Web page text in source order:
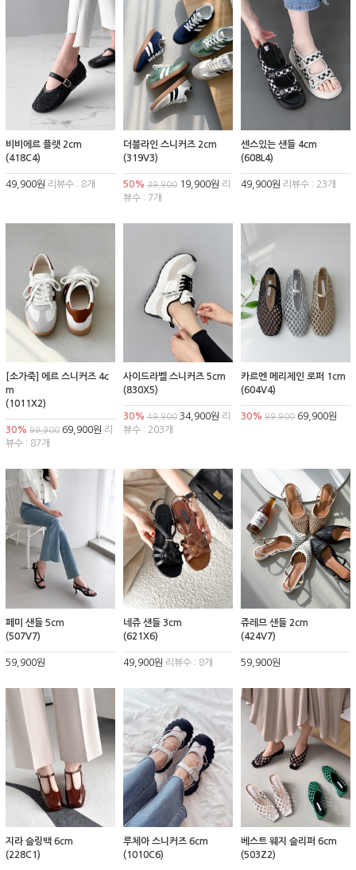
비비에르 플랫 2cm
(418C4)
49,900원 리뷰수 : 8개
더블라인 스니커즈 2cm
(319V3)
50% 39,90019,900원 리
뷰수 : 7개
센스있는 샌들 4cm
(608L4)
49,900원 리뷰수 : 23개
[소가죽] 에르 스니커즈 4c
m
(1011X2)
30% 99,900 69,900원 리
뷰수 : 87개
사이드라벨 스니커즈 5cm
(830X5)
30% 49,90034,900원 리
뷰수 : 203개
카르멘 메리제인 로퍼 1cm
(604V4)
30% 99,90069,900원
페미 샌들 5cm
(507V7)
59,900원
네쥬 샌들 3cm
(621X6)
49,900원 리뷰수 : 8개
쥬레므 샌들 2cm
(424V7)
59,900원
지라 슬링백 6cm
(228C1)
루체아 스니커즈 6cm
(1010C6)
베스트 웨지 슬리퍼 6cm
(503Z2)